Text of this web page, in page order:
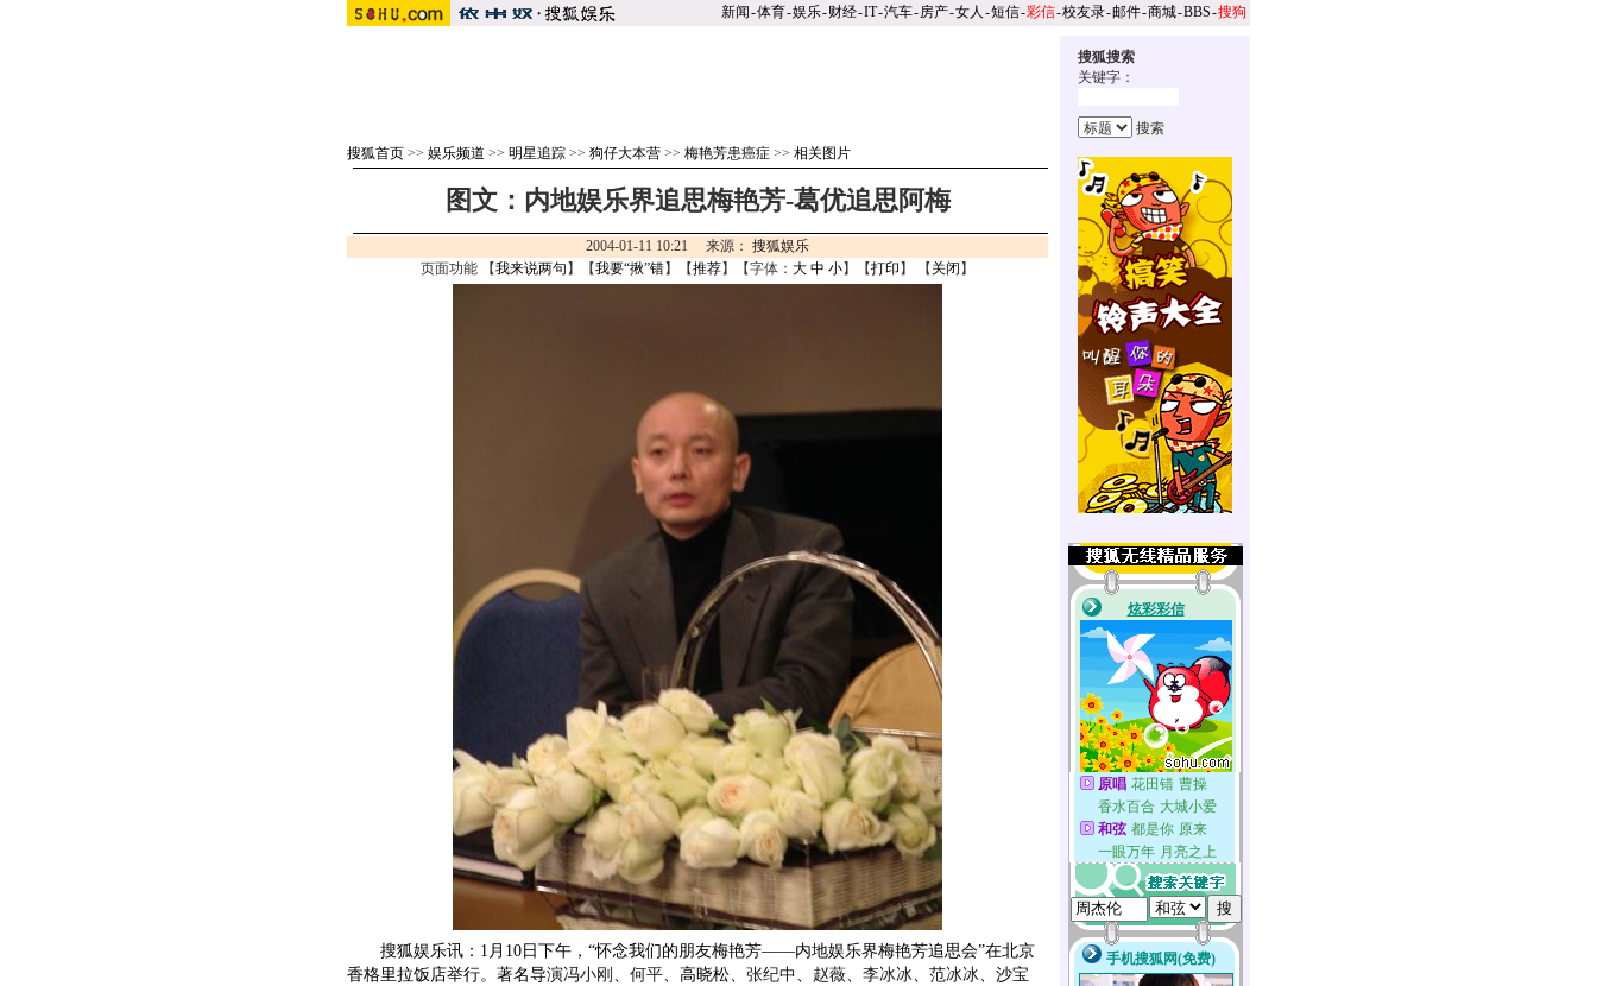
新闻-体育-娱乐-财经-IT-汽车-房产-女人 -短信-彩信-校友录-邮件-商城-BBS-搜狗
搜狐首页 >> 娱乐频道 >> 明星追踪 >> 狗仔大本营 >> 梅艳芳患癌症 >> 相关图片
图文：内地娱乐界追思梅艳芳-葛优追思阿梅
2004-01-11 10:21 来源： 搜狐娱乐
页面功能 【我来说两句 】【我要“揪”错】【推荐】【字体： 大 中 小】【打印 】 【 关闭 】
搜狐娱乐讯：1月10日下午，“怀念我们的朋友梅艳芳——内地娱乐界梅艳芳追思会”在北京
香格里拉饭店举行。著名导演冯小刚 、 何平、高晓松、 张纪中、 赵薇、 李冰冰、 范冰冰、沙宝
搜狐搜索
关键字：